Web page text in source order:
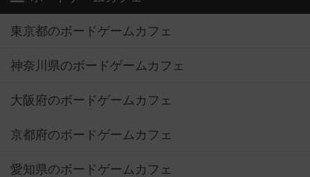
東京都のボードゲームカフェ
神奈川県のボードゲームカフェ
大阪府のボードゲームカフェ
京都府のボードゲームカフェ
愛知県のボードゲームカフェ